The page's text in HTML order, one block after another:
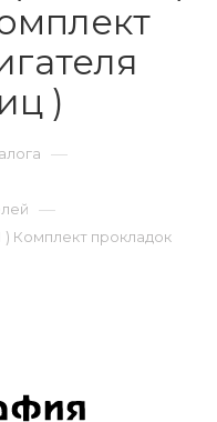
)
—
—
Комплект прокладок